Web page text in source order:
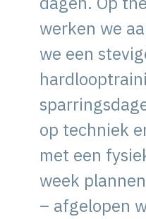
werken we
we een
op techniek
met een
week
– afgelopen